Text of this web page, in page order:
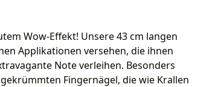
Wow-Effekt! Unsere 43 cm langen
Applikationen versehen, die ihnen
Note verleihen. Besonders
Fingernägel, die wie Krallen